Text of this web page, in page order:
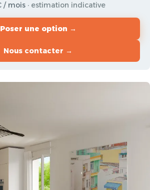
/ mois · estimation indicative
Poser une option →
Nous contacter →